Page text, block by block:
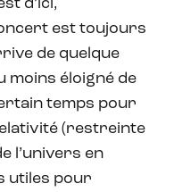
d’ici,
est toujours
de quelque
moins éloigné de
temps pour
(restreinte
l’univers en
utiles pour